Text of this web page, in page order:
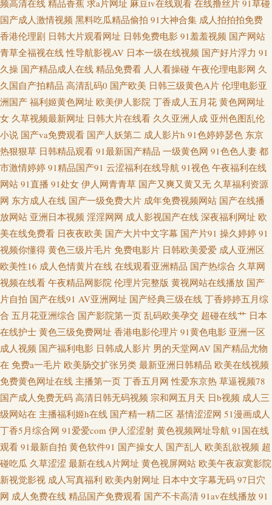
韩午夜 亚洲一区伪娘射精 www日韩欧美 含羞草av社区 免费欧美A片视频 日
韩中文娱乐网 伊人大香蕉在线 97色97色 成人片在线视频 韩国无码黄 欧色图
综合 午夜大片 91看双飞片 白丝后入91国产 国产精品福利社 麻豆h片 日欧韩
123区 伊人Av大香蕉 97人妻人人干 大香蕉综合久久 麻豆国产在线 天美tv入
口 51老湿机 操逼片不卡 国内av超碰 欧韩午夜视频 日韩熟女另类视频 伊人青
青香蕉 97就是干五月天 东京热AV综合网 欧美爽入 午夜在线视频 91色狼老熟
女 超碰人人摸人人干 韩国伪娘TS网站 美女扣屄内射 日韩一页综合区 1024你
懂得 成人依人在线 另类激情五月花 日韩久伊人网 91超碰在线观看 www啪啪
韩国A级黄色 男女上床视频 色婷婷成人网址 91成人在线网址 岛国AV搬运工
美女18网站 日韩激情老湿 伊人久艹 99热狼人 国产精品伊人久久 老湿机午夜
剧场 日韩操B 亚洲一卡久173 99热99热 韩国色情影院 欧美人妻色图 午夜伦
理电影 91色狼网 超碰久18 海角社区猫先生 男人天堂成人网 色综合图区10p
国产乱子伦一区 婷婷久久成人导航 AV天堂淫网 户外露出自慰 日本色天堂 亚
洲国产精品久久 www99肏 精品国产日产欧美 日本久久毛 伊人成人在线观看
超碰亚洲无码 九一福利网 日本成人A片网站 伊人久久精品区 AV女优久久嗳
国产熟女91 欧美另类aa 偷拍97av 91国视频 成人性爱网址导航 欧美a√在线 五
频高清在线 精品香蕉 求a片网址 麻豆tv在线观看 在线撸丝片 91草碰
国产成人激情视频 黑料吃瓜精品偷拍 91大神合集 成人拍拍拍免费
香港伦理剧 日韩大片观看网址 日韩免费电影 91羞羞视频 国产网站
青草全福视在线 性导航影视AV 日本一级在线视频 国产好片浮力 91
久操 国产精品成人在线 精品免费看 人人看操碰 午夜伦理电影网 久
久国自产拍精品 高清乱码0 国产欧美 日韩三级黄色A片 伦理电影亚
洲国产 福利姬黄色网址 欧美伊人影院 丁香成人五月花 黄色网网址
女 久草视频最新网址 日韩大片在线看 久久亚洲人成 亚州色图乱伦
小说 国产va免费观看 国产人妖第二 成人影片h 91色婷婷瑟色 东京
热狠狠草 日韩精品观看 91最新国产精品 一级黄色网 91色色人妻 都
市激情婷婷 91精品国产91 云涩福利在线导航 91视色 午夜福利在线
网站 91直播 91处女 伊人网青青草 国产又爽又黄又无 久草福利资源
网 东方成人在线 国产一级免费大片 成年免费视频网站 国产在线播
放网站 亚洲日本视频 淫淫网网 成人影视国产在线 深夜福利网址 欧
美在线免费看 日夜夜欧美 国产大片中文字幕 国产片91 操久婷婷 91
视频你懂得 黄色三级片毛片 免费电影片 日韩欧美爱爱 成人亚洲区
欧美性16 成人色情黄片在线 在线观看亚洲精品 国产热综合 久草网
视频在线看 午夜精品网影院 伦理片完整版 黄视网站在线播放 国产
片自拍 国产在线91 AV亚洲网址 国产经典三级在线 丁香婷婷五月综
合 五月花亚洲综合 国产影院第一页 乱码欧美孕交 超碰在线艹 日本
在线护士 黄色三级免费网址 香港电影伦理片 91黄色电影 亚洲一区
成人视频 国产福利电影 日韩成人影片 男的天堂网AV 国产精品尤物
在 免费a一毛片 欧美肠交扩张另类 最新亚洲日韩精品 欧美在线视频
免费黄色网址在线 主播第一页 丁香五月网 性爱东京热 草逼视频78
国产成人免费无码 高清日韩无码视频 宗和网五月天 日b视频 成人三
级网站在 主播福利姬h在线 国产精一精二区 基情涩涩网 51漫画成人
丁香5月综合网 91爱爱com 伊人涩涩射 黄色视频网址导航 91国在线
观看 91最新自拍 黄色软件91 国产操女人 国产乱人 欧美乱欲视频 超
碰吃瓜 久草涩涩 最新在线A片网址 黄色视屏网站 欧美午夜寂寞影院
新视觉影视 成人写真福利 欧美内射网址 日本中文字幕无码 97日穴
网 成人免费在线 精品国产免费观看 国产不卡高清 91av在线播放 91